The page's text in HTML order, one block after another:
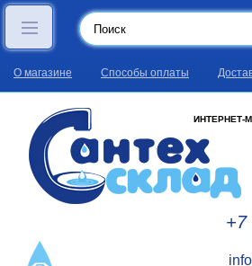
О магазине Способы оплаты
ИНТЕРНЕТ-
+7